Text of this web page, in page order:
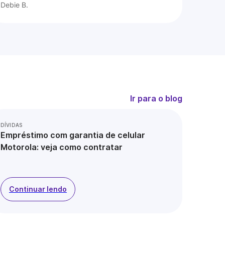
Debie B.
Ir para o blog
DÍVIDAS
Empréstimo com garantia de celular
Motorola: veja como contratar
Continuar lendo